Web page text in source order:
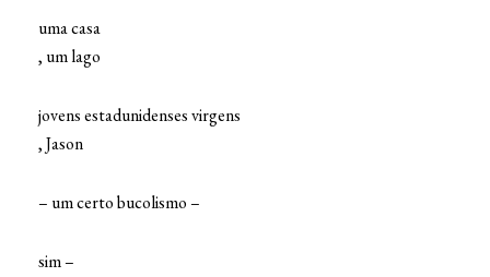
uma casa
, um lago
jovens estadunidenses virgens
, Jason
– um certo bucolismo –
sim –